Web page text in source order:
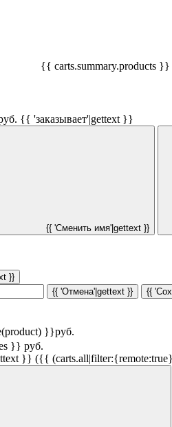
{{ carts.summary.products
{{ 'заказывает'|gettext }}
{{ 'Сменить имя'|gettext }}
}}
{{ 'Отмена'|gettext }} {{
}}руб.
}} руб.
}} ({{